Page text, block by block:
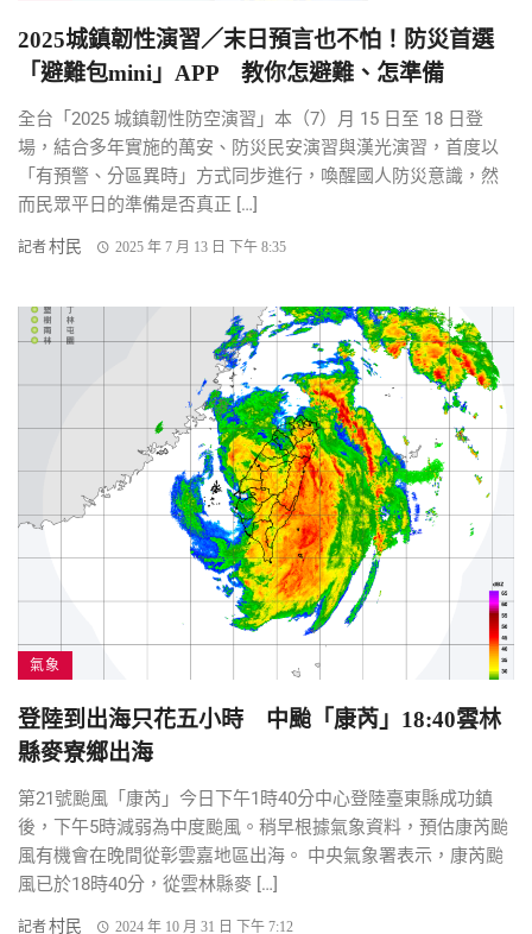
2025城鎮韌性演習／末日預言也不怕！防災首選
「避難包mini」APP 教你怎避難、怎準備
全台「2025 城鎮韌性防空演習」本（7）月 15 日至 18 日登
場，結合多年實施的萬安、防災民安演習與漢光演習，首度以
「有預警、分區異時」方式同步進行，喚醒國人防災意識，然
而民眾平日的準備是否真正 […]
記者村民 2025 年 7 月 13 日 下午 8:35
氣象
登陸到出海只花五小時 中颱「康芮」18:40雲林
縣麥寮鄉出海
第21號颱風「康芮」今日下午1時40分中心登陸臺東縣成功鎮
後，下午5時減弱為中度颱風。稍早根據氣象資料，預估康芮颱
風有機會在晚間從彰雲嘉地區出海。 中央氣象署表示，康芮颱
風已於18時40分，從雲林縣麥 […]
記者村民 2024 年 10 月 31 日 下午 7:12